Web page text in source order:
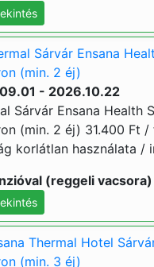
Sárvár Ensana
(min. 2 éj)
- 2026.10.22
Sárvár Ensana Health
(min. 2 éj) 31.400
korlátlan használata /
(reggeli vacsora)
Thermal Hotel
(min. 3 éj)